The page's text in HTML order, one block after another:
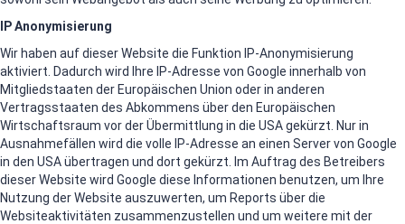
IP Anonymisierung
Wir haben auf dieser Website die Funktion IP-Anonymisierung
aktiviert. Dadurch wird Ihre IP-Adresse von Google innerhalb von
Mitgliedstaaten der Europäischen Union oder in anderen
Vertragsstaaten des Abkommens über den Europäischen
Wirtschaftsraum vor der Übermittlung in die USA gekürzt. Nur in
Ausnahmefällen wird die volle IP-Adresse an einen Server von Google
in den USA übertragen und dort gekürzt. Im Auftrag des Betreibers
dieser Website wird Google diese Informationen benutzen, um Ihre
Nutzung der Website auszuwerten, um Reports über die
Websiteaktivitäten zusammenzustellen und um weitere mit der